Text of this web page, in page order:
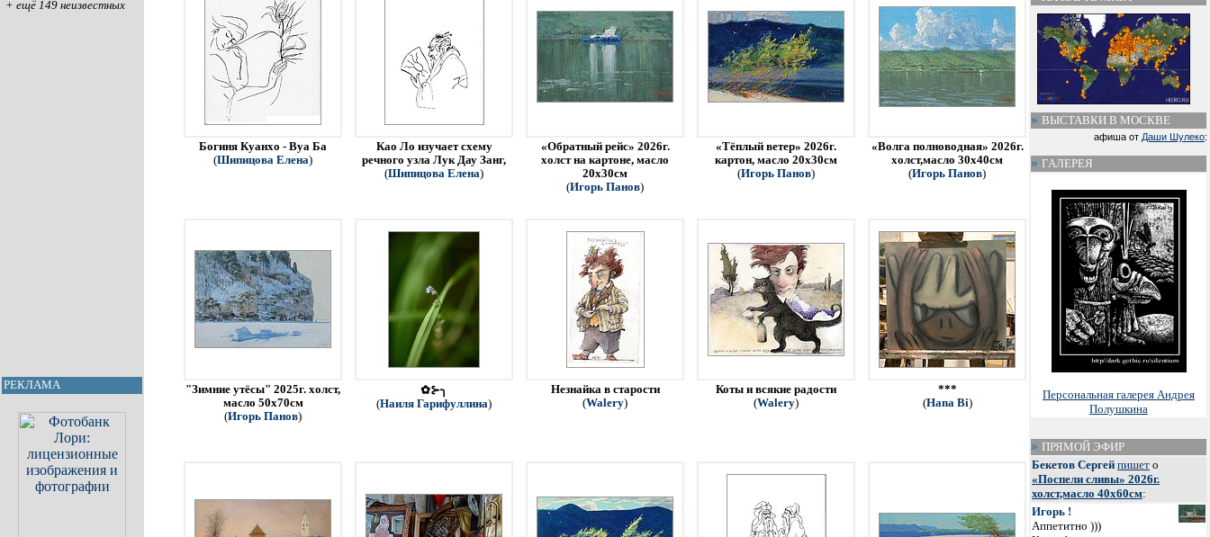
+ ещё 149 неизвестных
РЕКЛАМА
Богиня Куанхо - Вуа Ба
(Шипицова Елена)
Као Ло изучает схему
речного узла Лук Дау Занг,
(Шипицова Елена)
«Обратный рейс» 2026г.
холст на картоне, масло
20х30см
(Игорь Панов)
«Тёплый ветер» 2026г.
картон, масло 20х30см
(Игорь Панов)
«Волга полноводная» 2026г.
холст,масло 30х40см
(Игорь Панов)
"Зимние утёсы" 2025г. холст,
масло 50х70см
(Игорь Панов)
✿⊱╮
(Наиля Гарифуллина)
Незнайка в старости
(Walery)
Коты и всякие радости
(Walery)
***
(Hana Bi)
ВЫСТАВКИ В МОСКВЕ
афиша от Даши Шулеко:
ГАЛЕРЕЯ
Персональная галерея Андрея
Полушкина
ПРЯМОЙ ЭФИР
Бекетов Сергей пишет о
«Поспели сливы» 2026г.
холст,масло 40х60см:
Игорь !
Аппетитно )))